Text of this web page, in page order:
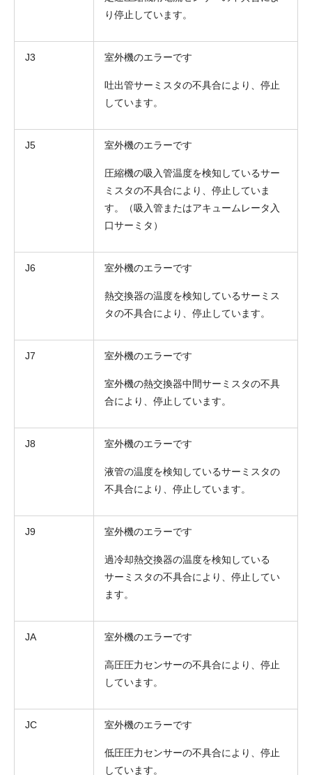
り停止しています。
J3 室外機のエラーです
吐出管サーミスタの不具合により、停止
しています。
J5 室外機のエラーです
圧縮機の吸入管温度を検知しているサー
ミスタの不具合により、停止していま
す。（吸入管またはアキュームレータ入
口サーミタ）
J6 室外機のエラーです
熱交換器の温度を検知しているサーミス
タの不具合により、停止しています。
J7 室外機のエラーです
室外機の熱交換器中間サーミスタの不具
合により、停止しています。
J8 室外機のエラーです
液管の温度を検知しているサーミスタの
不具合により、停止しています。
J9 室外機のエラーです
過冷却熱交換器の温度を検知している
サーミスタの不具合により、停止してい
ます。
JA 室外機のエラーです
高圧圧力センサーの不具合により、停止
しています。
JC 室外機のエラーです
低圧圧力センサーの不具合により、停止
しています。